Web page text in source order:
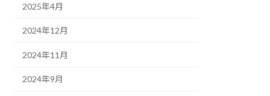
2025年4月
2024年12月
2024年11月
2024年9月